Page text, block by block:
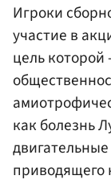
Игроки
участие в
цель
как болезнь
приводящего